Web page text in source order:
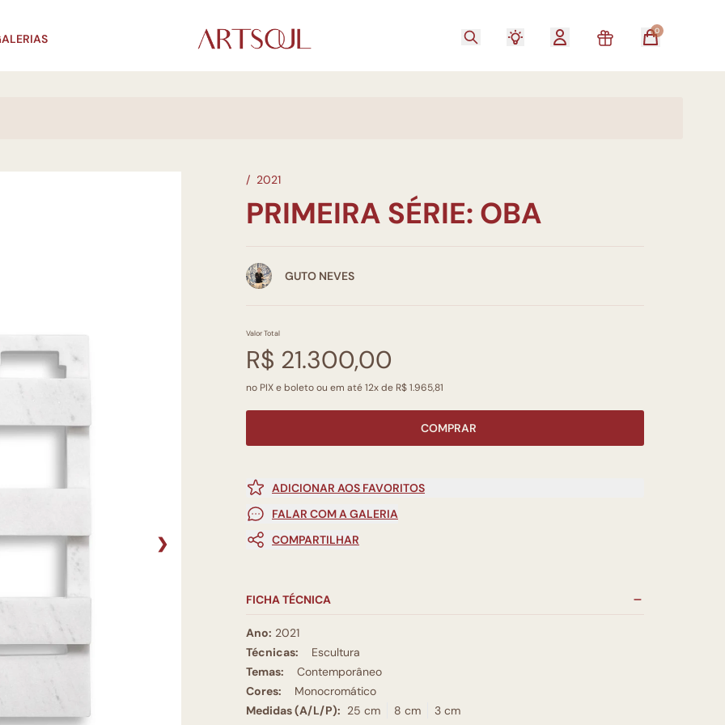
0
❯
/ 2021
PRIMEIRA SÉRIE: OBA
GUTO NEVES
Valor Total
R$ 21.300,00
no PIX e boleto ou em até 12x de R$ 1.965,81
COMPRAR
ADICIONAR AOS FAVORITOS
FALAR COM A GALERIA
COMPARTILHAR
FICHA TÉCNICA
Ano: 2021
Técnicas:
Escultura
Temas:
Contemporâneo
Cores:
Monocromático
Medidas (A/L/P): 25 cm 8 cm 3 cm